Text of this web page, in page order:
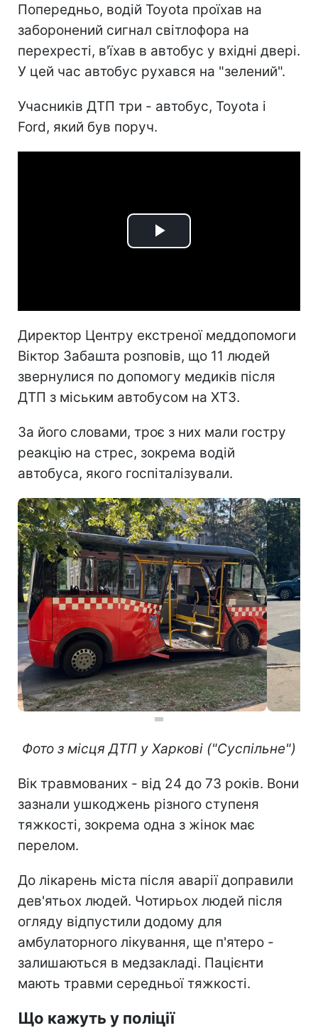
Попередньо, водій Toyota проїхав на
заборонений сигнал світлофора на
перехресті, в'їхав в автобус у вхідні двері.
У цей час автобус рухався на "зелений".
Учасників ДТП три - автобус, Toyota і
Ford, який був поруч.
Play
Директор Центру екстреної меддопомоги
Віктор Забашта розповів, що 11 людей
звернулися по допомогу медиків після
ДТП з міським автобусом на ХТЗ.
За його словами, троє з них мали гостру
реакцію на стрес, зокрема водій
автобуса, якого госпіталізували.
Фото з місця ДТП у Харкові ("Суспільне")
Вік травмованих - від 24 до 73 років. Вони
зазнали ушкоджень різного ступеня
тяжкості, зокрема одна з жінок має
перелом.
До лікарень міста після аварії доправили
дев'ятьох людей. Чотирьох людей після
огляду відпустили додому для
амбулаторного лікування, ще п'ятеро -
залишаються в медзакладі. Пацієнти
мають травми середньої тяжкості.
Що кажуть у поліції